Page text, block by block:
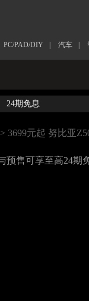
PC/PAD/DIY 汽车
24期免息
> 3699元起 努比亚